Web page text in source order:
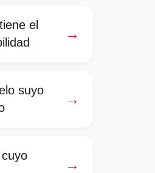
el
→
suyo
→
→